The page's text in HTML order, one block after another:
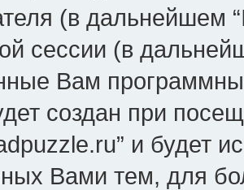
(в дальнейшем
сессии (в
Вам
создан при
и будет
Вами тем, для